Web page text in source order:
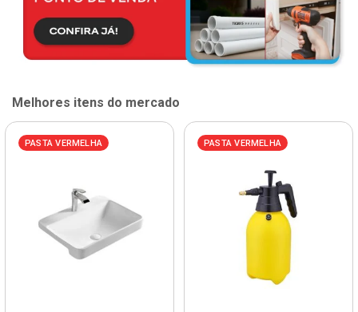
Melhores itens do mercado
PASTA VERMELHA PASTA VERMELHA